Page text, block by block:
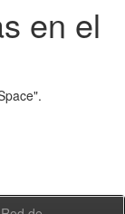
en el